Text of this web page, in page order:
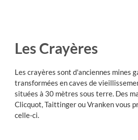
Les Crayères
Les crayères sont d'anciennes mines
transformées en caves de
situées à 30 mètres sous terre. Des
Clicquot, Taittinger ou Vranken vous
celle-ci.